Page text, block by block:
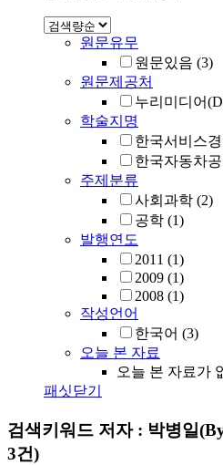
원문유무
원문있음 (3)
원문제공처
누리미디어
학술지명
한국서비스
한국자동차
주제분류
사회과학 (2)
공학 (1)
발행연도
2011 (1)
2009 (1)
2008 (1)
작성언어
한국어 (3)
오늘 본 자료
오늘 본 자료가
패싯닫기
검색키워드 저자 : 박병일
3건)